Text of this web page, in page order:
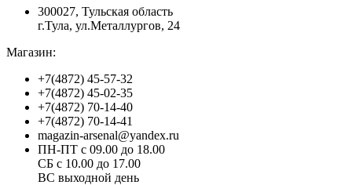
300027, Тульская область
г.Тула, ул.Металлургов, 24
Магазин:
+7(4872) 45-57-32
+7(4872) 45-02-35
+7(4872) 70-14-40
+7(4872) 70-14-41
magazin-arsenal@yandex.ru
ПН-ПТ с 09.00 до 18.00
СБ с 10.00 до 17.00
ВС выходной день